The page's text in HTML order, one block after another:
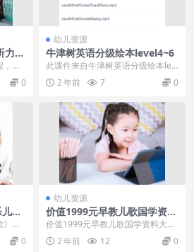
力口
本
1课.
0
幼儿资源
牛津树英语分级绘本level4~6
此课件来自牛津树英语分级绘本lev
el4~6，此课件是是根据自然拼读法
则和词汇、...
2 年前 7 0
第
豆
0
幼儿资源
价值1999元早教儿歌国学资料
大合集
价值1999元早教儿歌国学资料大合
集
2 年前 12 0